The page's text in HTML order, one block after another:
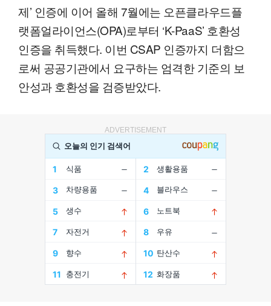
제’ 인증에 이어 올해 7월에는 오픈클라우드플
랫폼얼라이언스(OPA)로부터 ‘K-PaaS’ 호환성
인증을 취득했다. 이번 CSAP 인증까지 더함으
로써 공공기관에서 요구하는 엄격한 기준의 보
안성과 호환성을 검증받았다.
ADVERTISEMENT